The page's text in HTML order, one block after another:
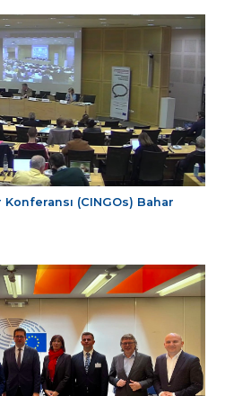
Konferansı (CINGOs) Bahar